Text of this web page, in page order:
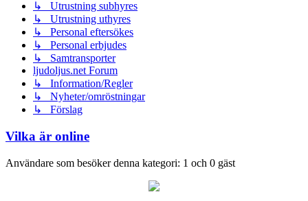
↳ Utrustning subhyres
↳ Utrustning uthyres
↳ Personal eftersökes
↳ Personal erbjudes
↳ Samtransporter
ljudoljus.net Forum
↳ Information/Regler
↳ Nyheter/omröstningar
↳ Förslag
Vilka är online
Användare som besöker denna kategori: 1 och 0 gäst